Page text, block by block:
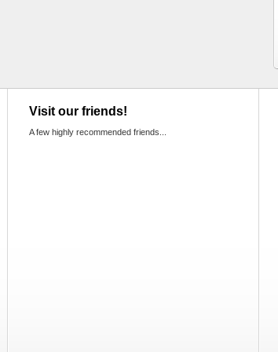
Visit our friends!
A few highly recommended friends...